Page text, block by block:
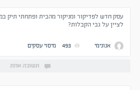
עסק חדש לפדיקור ומניקור מהבית ופתחתי תיק
לציין על גבי הקבלות?
אנונימי 493 מיסוי עסקים
תשובה אחת